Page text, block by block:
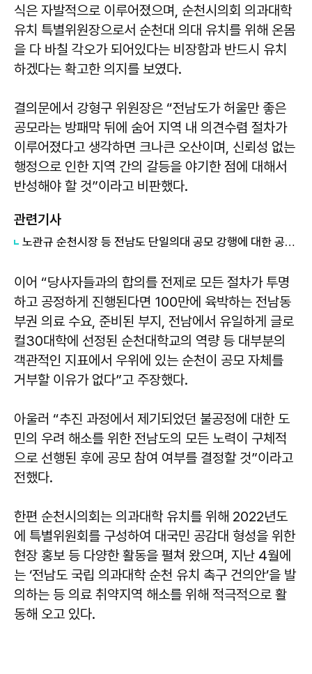
식은 자발적으로 이루어졌으며, 순천시의회 의과대학
유치 특별위원장으로서 순천대 의대 유치를 위해 온몸
을 다 바칠 각오가 되어있다는 비장함과 반드시 유치
하겠다는 확고한 의지를 보였다.
결의문에서 강형구 위원장은 “전남도가 허울만 좋은
공모라는 방패막 뒤에 숨어 지역 내 의견수렴 절차가
이루어졌다고 생각하면 크나큰 오산이며, 신뢰성 없는
행정으로 인한 지역 간의 갈등을 야기한 점에 대해서
반성해야 할 것”이라고 비판했다.
관련기사
노관규 순천시장 등 전남도 단일의대 공모 강행에 대한 공동입장문 발표
이어 “당사자들과의 합의를 전제로 모든 절차가 투명
하고 공정하게 진행된다면 100만에 육박하는 전남동
부권 의료 수요, 준비된 부지, 전남에서 유일하게 글로
컬30대학에 선정된 순천대학교의 역량 등 대부분의
객관적인 지표에서 우위에 있는 순천이 공모 자체를
거부할 이유가 없다”고 주장했다.
아울러 “추진 과정에서 제기되었던 불공정에 대한 도
민의 우려 해소를 위한 전남도의 모든 노력이 구체적
으로 선행된 후에 공모 참여 여부를 결정할 것”이라고
전했다.
한편 순천시의회는 의과대학 유치를 위해 2022년도
에 특별위원회를 구성하여 대국민 공감대 형성을 위한
현장 홍보 등 다양한 활동을 펼쳐 왔으며, 지난 4월에
는 ‘전남도 국립 의과대학 순천 유치 촉구 건의안’을 발
의하는 등 의료 취약지역 해소를 위해 적극적으로 활
동해 오고 있다.